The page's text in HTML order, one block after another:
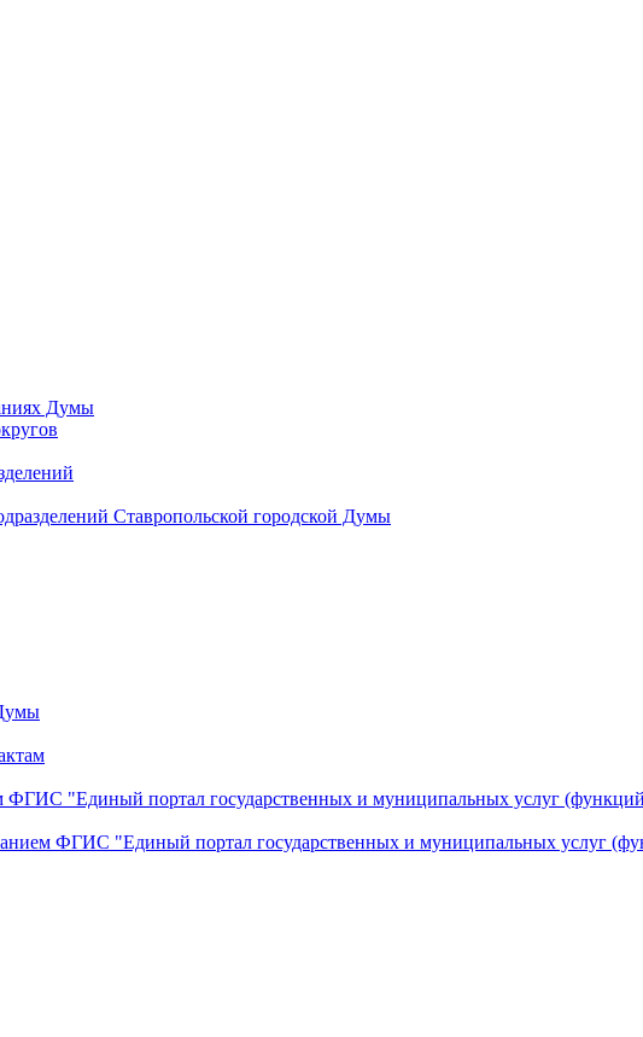
Думы
Ставропольской городской Думы
ФГИС "Единый портал государственных и муниципальных услуг
ФГИС "Единый портал государственных и муниципальных услуг